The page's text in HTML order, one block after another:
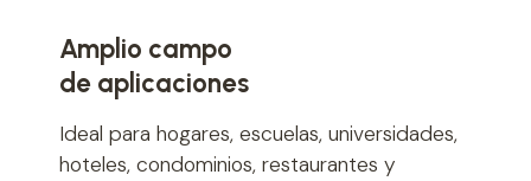
Amplio campo
de aplicaciones
Ideal para hogares, escuelas, universidades,
hoteles, condominios, restaurantes y